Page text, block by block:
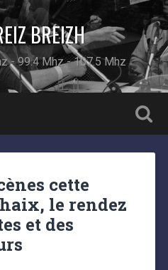
BREIZH
- 99.4 Mhz - 107.5 Mhz
cette
le rendez
et des